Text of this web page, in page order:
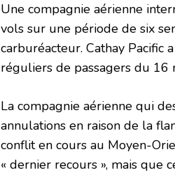
Une compagnie aérienne
vols sur une période de six
carburéacteur. Cathay Pacific
réguliers de passagers du 16
La compagnie aérienne qui
annulations en raison de la
conflit en cours au Moyen-
« dernier recours », mais que